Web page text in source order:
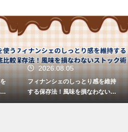
2026.08.05
フィナンシェのしっとり感を維持
する保存法！風味を損なわないス
トック術